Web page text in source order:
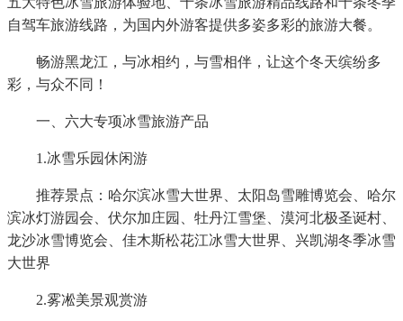
自驾车旅游线路，为国内外游客提供多姿多彩的旅游大餐。
畅游黑龙江，与冰相约，与雪相伴，让这个冬天缤纷多
彩，与众不同！
一、六大专项冰雪旅游产品
1.冰雪乐园休闲游
推荐景点：哈尔滨冰雪大世界、太阳岛雪雕博览会、哈尔
滨冰灯游园会、伏尔加庄园、牡丹江雪堡、漠河北极圣诞村、
龙沙冰雪博览会、佳木斯松花江冰雪大世界、兴凯湖冬季冰雪
大世界
2.雾凇美景观赏游